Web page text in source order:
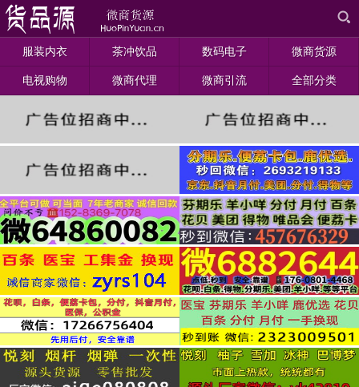
服装内衣 茶冲饮品 数码电子 微商货源
电视购物 微商代理 微商引流 全部分类